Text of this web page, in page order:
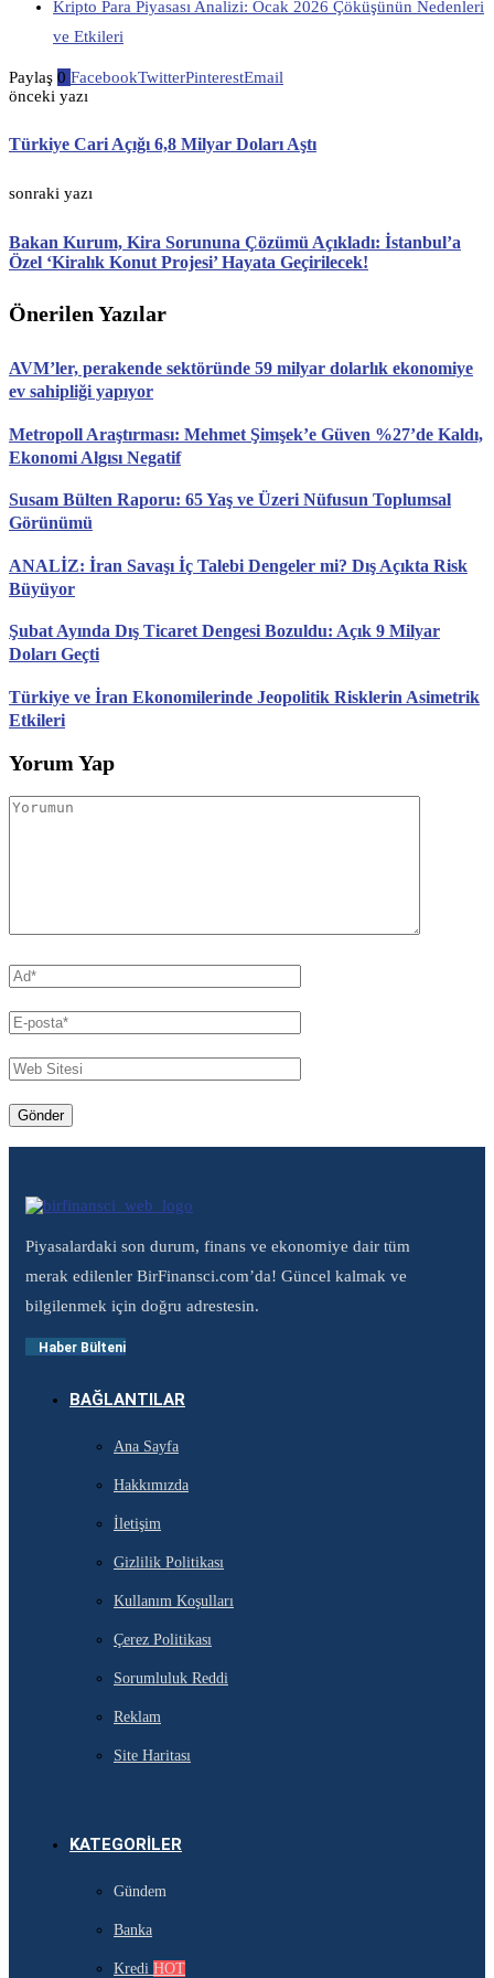
Kripto Para Piyasası Analizi: Ocak 2026 Çöküşünün Nedenleri
ve Etkileri
Paylaş 0 FacebookTwitterPinterestEmail
önceki yazı
Türkiye Cari Açığı 6,8 Milyar Doları Aştı
sonraki yazı
Bakan Kurum, Kira Sorununa Çözümü Açıkladı: İstanbul’a
Özel ‘Kiralık Konut Projesi’ Hayata Geçirilecek!
Önerilen Yazılar
AVM’ler, perakende sektöründe 59 milyar dolarlık ekonomiye
ev sahipliği yapıyor
Metropoll Araştırması: Mehmet Şimşek’e Güven %27’de Kaldı,
Ekonomi Algısı Negatif
Susam Bülten Raporu: 65 Yaş ve Üzeri Nüfusun Toplumsal
Görünümü
ANALİZ: İran Savaşı İç Talebi Dengeler mi? Dış Açıkta Risk
Büyüyor
Şubat Ayında Dış Ticaret Dengesi Bozuldu: Açık 9 Milyar
Doları Geçti
Türkiye ve İran Ekonomilerinde Jeopolitik Risklerin Asimetrik
Etkileri
Yorum Yap
Piyasalardaki son durum, finans ve ekonomiye dair tüm
merak edilenler BirFinansci.com’da! Güncel kalmak ve
bilgilenmek için doğru adrestesin.
Haber Bülteni
BAĞLANTILAR
Ana Sayfa
Hakkımızda
İletişim
Gizlilik Politikası
Kullanım Koşulları
Çerez Politikası
Sorumluluk Reddi
Reklam
Site Haritası
KATEGORILER
Gündem
Banka
Kredi HOT